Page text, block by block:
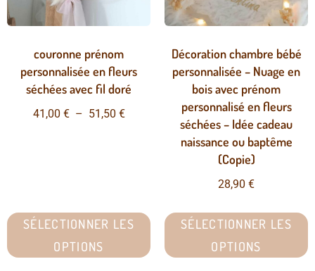
couronne prénom
personnalisée en fleurs
séchées avec fil doré
41,00 € – 51,50 €
SÉLECTIONNER LES
OPTIONS
Décoration chambre bébé
personnalisée – Nuage en
bois avec prénom
personnalisé en fleurs
séchées – Idée cadeau
naissance ou baptême
(Copie)
28,90 €
SÉLECTIONNER LES
OPTIONS